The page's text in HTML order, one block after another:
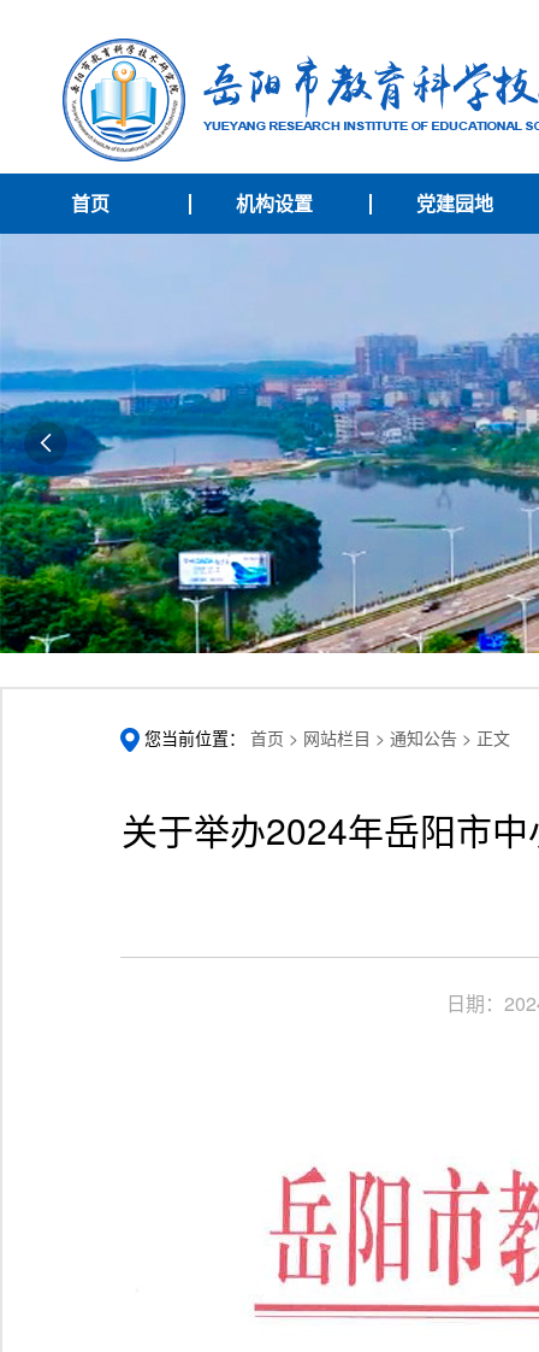
首页 机构设置 党建园地

您当前位置： 首页 > 网站栏目 > 通知公告 > 正文
关于举办2024年岳阳市
日期：